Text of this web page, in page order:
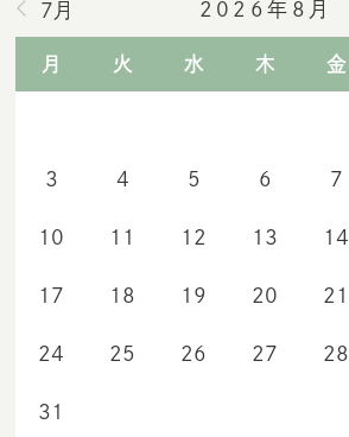
2026年8月
月 火 水 木 金
7月
3 4 5 6 7
10 11 12 13 14
17 18 19 20 21
24 25 26 27 28
31